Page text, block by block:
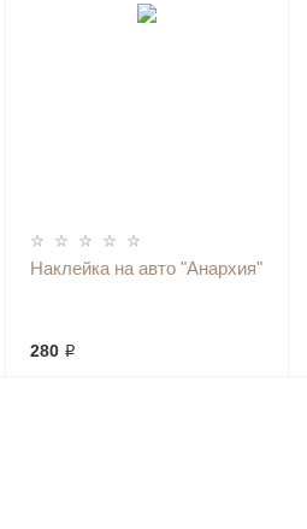
Наклейка на авто "Анархия"
280 ₽